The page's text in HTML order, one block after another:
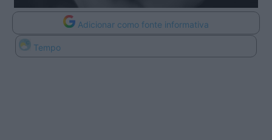
Adicionar como fonte informativa
Tempo